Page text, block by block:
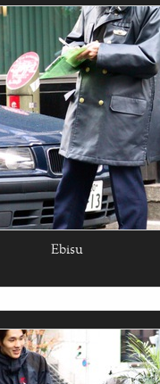
Ebisu